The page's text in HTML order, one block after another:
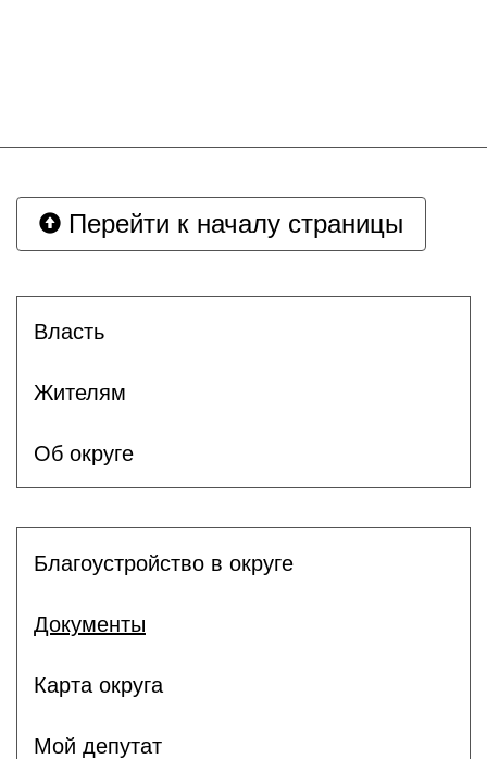
Перейти к началу страницы
Власть
Жителям
Об округе
Благоустройство в округе
Документы
Карта округа
Мой депутат